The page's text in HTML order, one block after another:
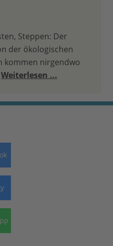
Steppen: Der
der ökologischen
kommen nirgendwo
Weiterlesen ...